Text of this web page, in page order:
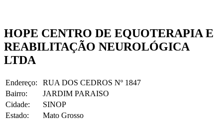
HOPE CENTRO DE EQUOTERAPIA E
REABILITAÇÃO NEUROLÓGICA
LTDA
Endereço:
RUA DOS CEDROS Nº 1847
Bairro:
JARDIM PARAISO
Cidade:
SINOP
Estado:
Mato Grosso